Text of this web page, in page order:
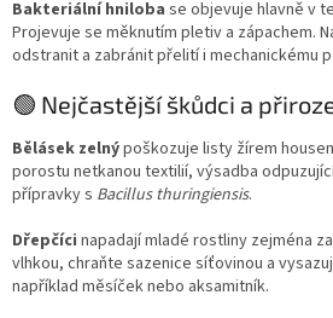
Bakteriální hniloba se objevuje hlavně v
Projevuje se měknutím pletiv a zápachem.
odstranit a zabránit přelití i mechanickému
🟢 Nejčastější škůdci a
Bělásek zelnýpoškozuje listy žírem
porostu netkanou textilií, výsadba
přípravky s Bacillus thuringiensis.
Dřepčíci napadají mladé rostliny zejména
vlhkou, chraňte sazenice síťovinou a
například měsíček nebo aksamitník.